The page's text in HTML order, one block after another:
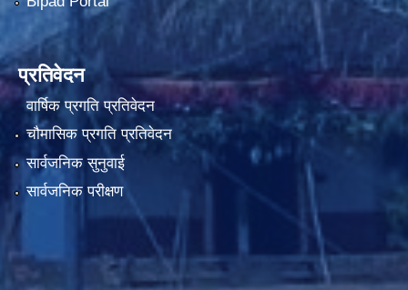
प्रतिवेदन
वार्षिक प्रगति प्रतिवेदन
चौमासिक प्रगति प्रतिवेदन
सार्वजनिक सुनुवाई
सार्वजनिक परीक्षण